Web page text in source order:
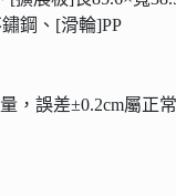
鋼、[滑輪]PP
，誤差±0.2cm屬正